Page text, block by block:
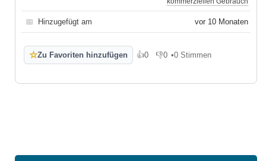
📅 Hinzugefügt am vor 10 Monaten
☆Zu Favoriten hinzufügen 👍0
Gefällt mir
👎0
Gefällt mir nicht
•0 Stimmen